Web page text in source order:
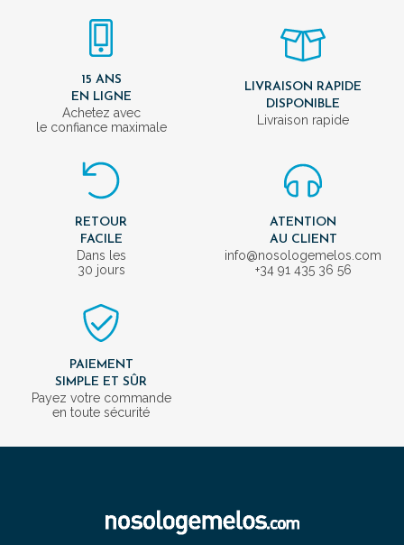
15 ANS
EN LIGNE
Achetez avec
le confiance maximale
LIVRAISON RAPIDE
DISPONIBLE
Livraison rapide
RETOUR
FACILE
Dans les
30 jours
ATENTION
AU CLIENT
info@nosologemelos.com
+34 91 435 36 56
PAIEMENT
SIMPLE ET SÛR
Payez votre commande
en toute sécurité